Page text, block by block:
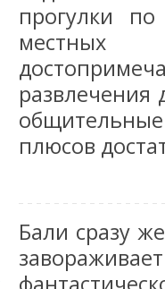
прогулки
местных
плюсов
Бали сразу